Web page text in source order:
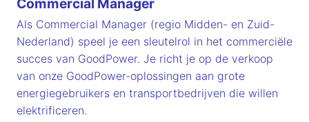
Als Commercial Manager (regio Midden- en Zuid-
Nederland) speel je een sleutelrol in het commerciële
succes van GoodPower. Je richt je op de verkoop
van onze GoodPower-oplossingen aan grote
energiegebruikers en transportbedrijven die willen
elektrificeren.